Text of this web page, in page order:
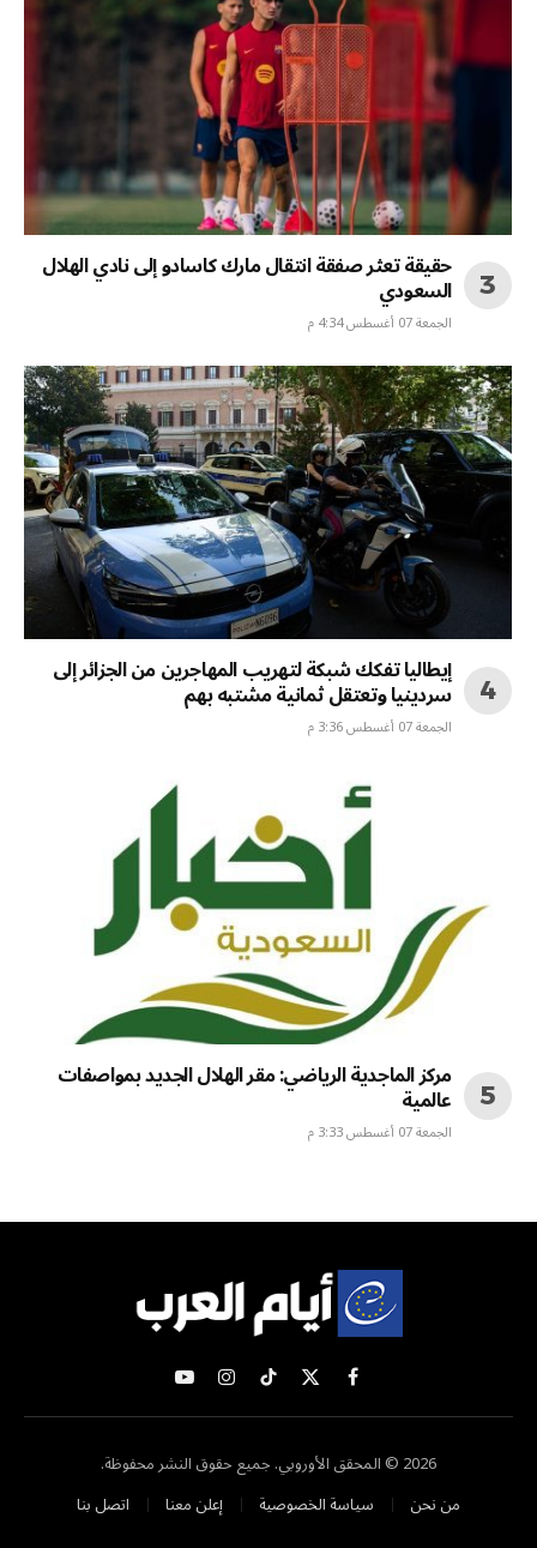
حقيقة تعثر صفقة انتقال مارك كاسادو إلى نادي الهلال
السعودي
الجمعة 07 أغسطس 4:34 م
إيطاليا تفكك شبكة لتهريب المهاجرين من الجزائر إلى
سردينيا وتعتقل ثمانية مشتبه بهم
الجمعة 07 أغسطس 3:36 م
مركز الماجدية الرياضي: مقر الهلال الجديد بمواصفات
عالمية
الجمعة 07 أغسطس 3:33 م
فيسبوك
X
(Twitter)
تيكتوكالانستغراميوتيوب
2026 © المحقق الأوروبي. جميع حقوق النشر محفوظة.
من نحن
سياسة الخصوصية إعلن معنا اتصل بنا